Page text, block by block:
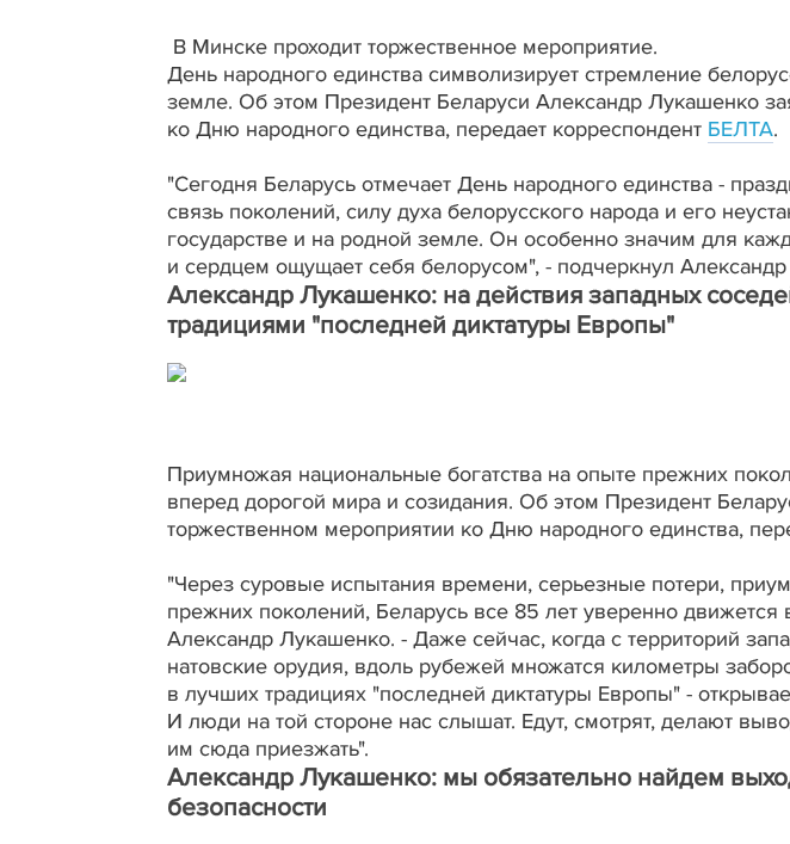
В Минске проходит торжественное мероприятие.
День народного единства символизирует стремление
земле. Об этом Президент Беларуси Александр Лукашенко
ко Дню народного единства, передает корреспондент БЕЛТА.
"Сегодня Беларусь отмечает День народного единства -
связь поколений, силу духа белорусского народа и его
государстве и на родной земле. Он особенно значим для
и сердцем ощущает себя белорусом", - подчеркнул
Александр Лукашенко: на действия западных
традициями "последней диктатуры Европы"
Приумножая национальные богатства на опыте прежних
вперед дорогой мира и созидания. Об этом Президент
торжественном мероприятии ко Дню народного единства,
"Через суровые испытания времени, серьезные потери,
прежних поколений, Беларусь все 85 лет уверенно движется
Александр Лукашенко. - Даже сейчас, когда с территорий
натовские орудия, вдоль рубежей множатся километры
в лучших традициях "последней диктатуры Европы" -
И люди на той стороне нас слышат. Едут, смотрят, делают
им сюда приезжать".
Александр Лукашенко: мы обязательно найдем
безопасности